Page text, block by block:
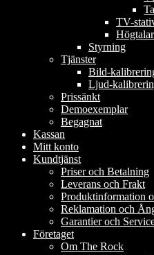
TV-
Styrning
Tjänster
Bild-
Ljud-
Prissänkt
Demoexemplar
Begagnat
Kassan
Mitt konto
Kundtjänst
Priser och Betalning
Leverans och Frakt
Produktinformation
Reklamation och
Garantier och
Företaget
Om The Rock